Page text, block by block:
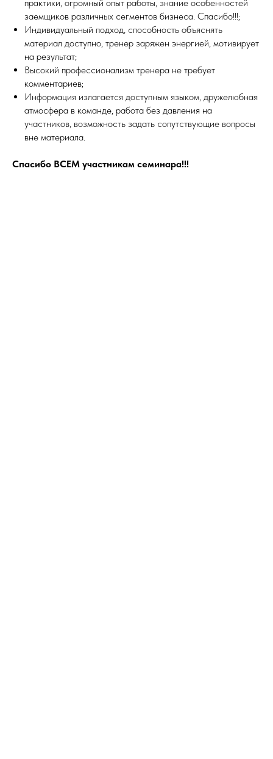
практики, огромный опыт работы, знание особенностей
заемщиков различных сегментов бизнеса. Спасибо!!!;
Индивидуальный подход, способность объяснять
материал доступно, тренер заряжен энергией, мотивирует
на результат;
Высокий профессионализм тренера не требует
комментариев;
Информация излагается доступным языком, дружелюбная
атмосфера в команде, работа без давления на
участников, возможность задать сопутствующие вопросы
вне материала.
Спасибо ВСЕМ участникам семинара!!!